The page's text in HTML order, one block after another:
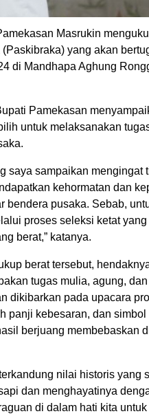
Masrukin
yang akan
di Mandhapa Aghung
Pamekasan
untuk melaksanakan
saya sampaikan mengingat
kehormatan dan
bendera pusaka. Sebab,
proses seleksi ketat
berat,” katanya.
berat tersebut,
tugas mulia, agung,
dikibarkan pada upacara
panji kebesaran, dan
berjuang membebaskan
nilai historis yang
dan menghayatinya
di dalam hati kita